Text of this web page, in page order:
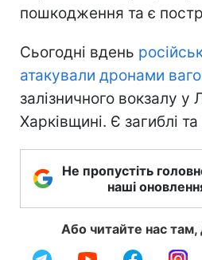
пошкодження та є
Сьогодні вдень
атакували дронами
залізничного вокзалу у
Харківщині. Є загиблі
Не пропустіть
наші
Або читайте нас там,